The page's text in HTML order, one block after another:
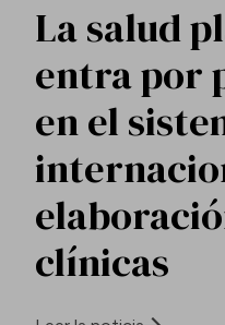
La salud
entra por
en el
clínicas